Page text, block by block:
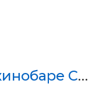
«КИНОБИНГО: ХОРРОРЫ И УЖАСТИКИ»! 11 августа в 19:00 в кинобаре Смены